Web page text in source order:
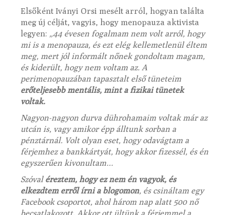
Elsőként Iványi Orsi mesélt arról, hogyan találta
meg új célját, vagyis, hogy menopauza aktivista
legyen: „44 évesen fogalmam nem volt arról, hogy
mi is a menopauza, és ezt elég kellemetlenül éltem
meg, mert jól informált nőnek gondoltam magam,
és kiderült, hogy nem voltam az. A
perimenopauzában tapasztalt első tüneteim
erőteljesebb mentális, mint a fizikai tünetek
voltak.
Nagyon-nagyon durva dührohamaim voltak már az
utcán is, vagy amikor épp álltunk sorban a
pénztárnál. Volt olyan eset, hogy odavágtam a
férjemhez a bankkártyát, hogy akkor fizessél, és én
egyszerűen kivonultam…
Szóval éreztem, hogy ez nem én vagyok, és
elkezdtem erről írni a blogomon, és csináltam egy
Facebook csoportot, ahol három nap alatt 500 nő
becsatlakozott. Akkor ott ültünk a férjemmel a